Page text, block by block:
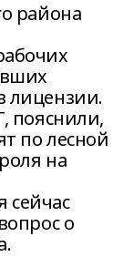
района
лицензии.
пояснили,
по лесной
на
сейчас
о